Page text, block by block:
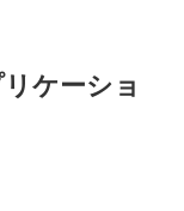
ケーショ